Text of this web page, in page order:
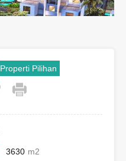
Properti Pilihan
3630 m2